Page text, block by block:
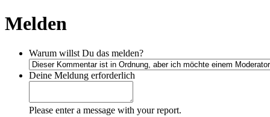
Melden
Warum willst Du das melden?
Deine Meldung erforderlich
Please enter a message with your report.